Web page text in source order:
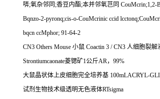
哢;氧杂邻同 ;香豆内酯;本并邻氧芑同 CouMcrin;1,2-
Bqnzo-2-pyronq;cis-o-CouMcrinic ccid
bqcn ccMphor; 91-64-2
CN3 Others Mouse 小鼠 Coactin 3 / CN3 人细胞裂解
Strontiumcaonate菱锶矿1公斤AR， 99%
大鼠晶状体上皮细胞完全培养基 100mLACRYL-
试剂生物技术级透明无色液体RTsigma